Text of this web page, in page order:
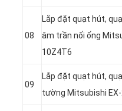
08
Lắp đặt quạt hút,
âm trần nối ống
10Z4T6
09
Lắp đặt quạt hút,
tường Mitsubishi EX-